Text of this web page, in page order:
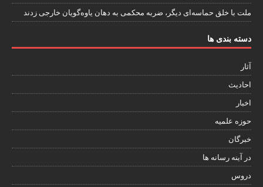
ملت با خلق حماسه‌ای دیگر، ضربه محکمی به دهان یاوه‌گویان خارجی زدند
دسته بندی ها
آثار
احادیث
اخبار
حوزه علمیه
خبرگان
در آینه رسانه ها
دروس